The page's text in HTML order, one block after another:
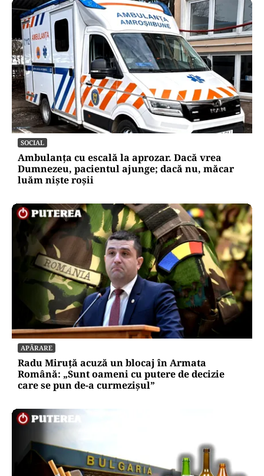
SOCIAL
Ambulanța cu escală la aprozar. Dacă vrea
Dumnezeu, pacientul ajunge; dacă nu, măcar
luăm niște roșii
APĂRARE
Radu Miruță acuză un blocaj în Armata
Română: „Sunt oameni cu putere de decizie
care se pun de-a curmezișul”